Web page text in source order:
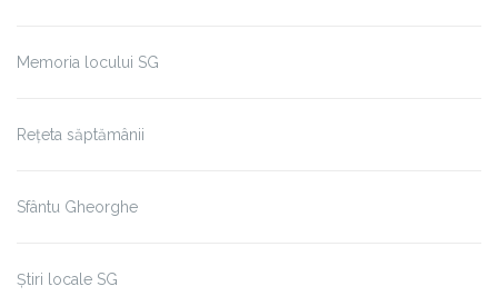
Memoria locului SG
Rețeta săptămânii
Sfântu Gheorghe
Știri locale SG